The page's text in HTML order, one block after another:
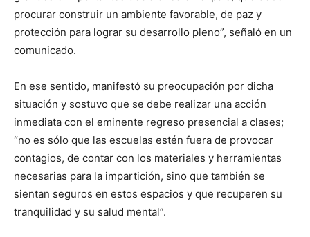
procurar construir un ambiente favorable, de paz y
protección para lograr su desarrollo pleno”, señaló en un
comunicado.
En ese sentido, manifestó su preocupación por dicha
situación y sostuvo que se debe realizar una acción
inmediata con el eminente regreso presencial a clases;
“no es sólo que las escuelas estén fuera de provocar
contagios, de contar con los materiales y herramientas
necesarias para la impartición, sino que también se
sientan seguros en estos espacios y que recuperen su
tranquilidad y su salud mental”.